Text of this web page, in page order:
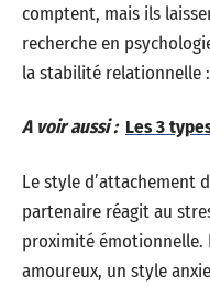
comptent, mais ils
recherche en
la stabilité relationnelle
A voir aussi : Les 3
Le style d’attachement
partenaire réagit au
proximité émotionnelle.
amoureux, un style